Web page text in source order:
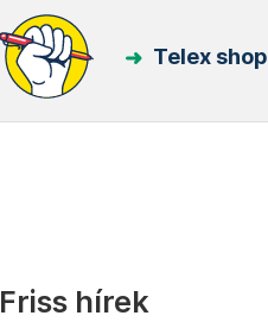
Telex shop
Friss hírek